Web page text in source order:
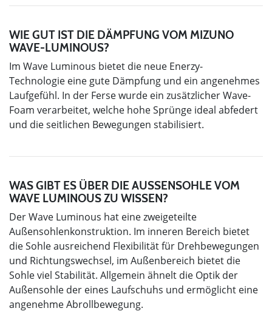
WIE GUT IST DIE DÄMPFUNG VOM MIZUNO
WAVE-LUMINOUS?
Im Wave Luminous bietet die neue Enerzy-
Technologie eine gute Dämpfung und ein angenehmes
Laufgefühl. In der Ferse wurde ein zusätzlicher Wave-
Foam verarbeitet, welche hohe Sprünge ideal abfedert
und die seitlichen Bewegungen stabilisiert.
WAS GIBT ES ÜBER DIE AUSSENSOHLE VOM W
AVE LUMINOUS ZU WISSEN?
Der Wave Luminous hat eine zweigeteilte
Außensohlenkonstruktion. Im inneren Bereich bietet
die Sohle ausreichend Flexibilität für Drehbewegungen
und Richtungswechsel, im Außenbereich bietet die
Sohle viel Stabilität. Allgemein ähnelt die Optik der
Außensohle der eines Laufschuhs und ermöglicht eine
angenehme Abrollbewegung.